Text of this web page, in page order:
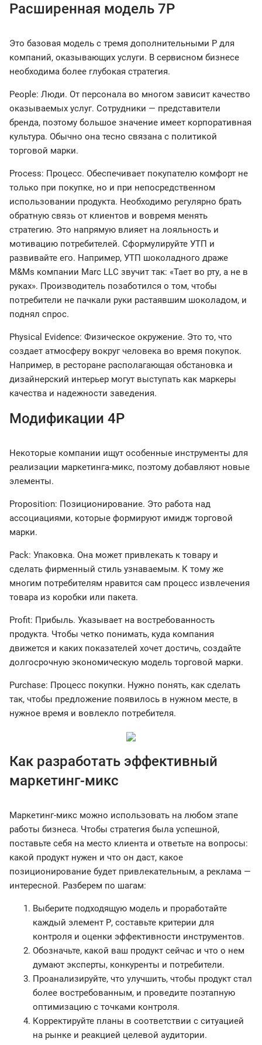
Расширенная модель 7P
Это базовая модель с тремя дополнительными Р для
компаний, оказывающих услуги. В сервисном бизнесе
необходима более глубокая стратегия.
People: Люди. От персонала во многом зависит качество
оказываемых услуг. Сотрудники — представители
бренда, поэтому большое значение имеет корпоративная
культура. Обычно она тесно связана с политикой
торговой марки.
Process: Процесс. Обеспечивает покупателю комфорт не
только при покупке, но и при непосредственном
использовании продукта. Необходимо регулярно брать
обратную связь от клиентов и вовремя менять
стратегию. Это напрямую влияет на лояльность и
мотивацию потребителей. Сформулируйте УТП и
развивайте его. Например, УТП шоколадного драже
M&Ms компании Marc LLC звучит так: «Тает во рту, а не в
руках». Производитель позаботился о том, чтобы
потребители не пачкали руки растаявшим шоколадом, и
поднял спрос.
Physical Evidence: Физическое окружение. Это то, что
создает атмосферу вокруг человека во время покупок.
Например, в ресторане располагающая обстановка и
дизайнерский интерьер могут выступать как маркеры
качества и надежности заведения.
Модификации 4P
Некоторые компании ищут особенные инструменты для
реализации маркетинга-микс, поэтому добавляют новые
элементы.
Proposition: Позиционирование. Это работа над
ассоциациями, которые формируют имидж торговой
марки.
Pack: Упаковка. Она может привлекать к товару и
сделать фирменный стиль узнаваемым. К тому же
многим потребителям нравится сам процесс извлечения
товара из коробки или пакета.
Profit: Прибыль. Указывает на востребованность
продукта. Чтобы четко понимать, куда компания
движется и каких показателей хочет достичь, создайте
долгосрочную экономическую модель торговой марки.
Purchase: Процесс покупки. Нужно понять, как сделать
так, чтобы предложение появилось в нужном месте, в
нужное время и вовлекло потребителя.
Как разработать эффективный
маркетинг-микс
Маркетинг-микс можно использовать на любом этапе
работы бизнеса. Чтобы стратегия была успешной,
поставьте себя на место клиента и ответьте на вопросы:
какой продукт нужен и что он даст, какое
позиционирование будет привлекательным, а реклама —
интересной. Разберем по шагам:
Выберите подходящую модель и проработайте
каждый элемент Р, составьте критерии для
контроля и оценки эффективности инструментов.
Обозначьте, какой ваш продукт сейчас и что о нем
думают эксперты, конкуренты и потребители.
Проанализируйте, что улучшить, чтобы продукт стал
более востребованным, и проведите поэтапную
оптимизацию с точками контроля.
Корректируйте планы в соответствии с ситуацией
на рынке и реакцией целевой аудитории.